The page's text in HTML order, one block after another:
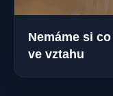
Nemáme si
ve vztahu